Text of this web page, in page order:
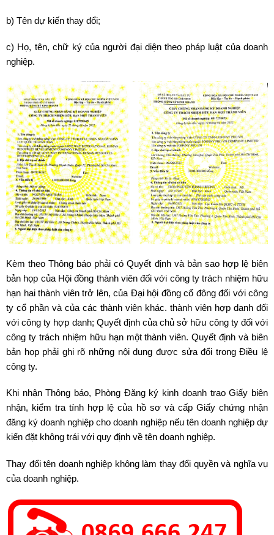
b) Tên dự kiến ​​thay đổi;
c) Họ, tên, chữ ký của người đại diện theo pháp luật của doanh
nghiệp.
Kèm theo Thông báo phải có Quyết định và bản sao hợp lệ biên
bản họp của Hội đồng thành viên đối với công ty trách nhiệm hữu
hạn hai thành viên trở lên, của Đại hội đồng cổ đông đối với công
ty cổ phần và của các thành viên khác. thành viên hợp danh đối
với công ty hợp danh; Quyết định của chủ sở hữu công ty đối với
công ty trách nhiệm hữu hạn một thành viên. Quyết định và biên
bản họp phải ghi rõ những nội dung được sửa đổi trong Điều lệ
công ty.
Khi nhận Thông báo, Phòng Đăng ký kinh doanh trao Giấy biên
nhận, kiểm tra tính hợp lệ của hồ sơ và cấp Giấy chứng nhận
đăng ký doanh nghiệp cho doanh nghiệp nếu tên doanh nghiệp dự
kiến ​​đặt không trái với quy định về tên doanh nghiệp.
Thay đổi tên doanh nghiệp không làm thay đổi quyền và nghĩa vụ
của doanh nghiệp.